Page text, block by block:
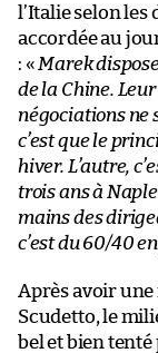
l’Italie selon les
accordée au
: « Marek
de la Chine.
négociations ne
c’est que le
hiver. L’autre,
trois ans à
mains des
c’est du 60/40
Après avoir une
Scudetto, le
bel et bien tenté